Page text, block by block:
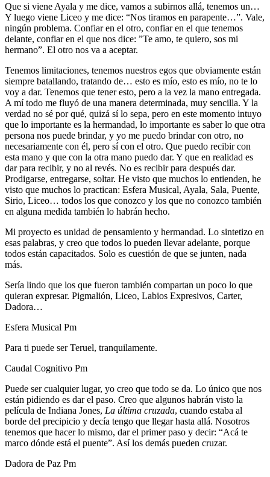
Que si viene Ayala y me dice, vamos a subirnos allá, tenemos un…
Y luego viene Liceo y me dice: “Nos tiramos en parapente…”. Vale,
ningún problema. Confiar en el otro, confiar en el que tenemos
delante, confiar en el que nos dice: ”Te amo, te quiero, sos mi
hermano”. El otro nos va a aceptar.
Tenemos limitaciones, tenemos nuestros egos que obviamente están
siempre batallando, tratando de… esto es mío, esto es mío, no te lo
voy a dar. Tenemos que tener esto, pero a la vez la mano entregada.
A mí todo me fluyó de una manera determinada, muy sencilla. Y la
verdad no sé por qué, quizá sí lo sepa, pero en este momento intuyo
que lo importante es la hermandad, lo importante es saber lo que otra
persona nos puede brindar, y yo me puedo brindar con otro, no
necesariamente con él, pero sí con el otro. Que puedo recibir con
esta mano y que con la otra mano puedo dar. Y que en realidad es
dar para recibir, y no al revés. No es recibir para después dar.
Prodigarse, entregarse, soltar. He visto que muchos lo entienden, he
visto que muchos lo practican: Esfera Musical, Ayala, Sala, Puente,
Sirio, Liceo… todos los que conozco y los que no conozco también
en alguna medida también lo habrán hecho.
Mi proyecto es unidad de pensamiento y hermandad. Lo sintetizo en
esas palabras, y creo que todos lo pueden llevar adelante, porque
todos están capacitados. Solo es cuestión de que se junten, nada
más.
Sería lindo que los que fueron también compartan un poco lo que
quieran expresar. Pigmalión, Liceo, Labios Expresivos, Carter,
Dadora…
Esfera Musical Pm
Para ti puede ser Teruel, tranquilamente.
Caudal Cognitivo Pm
Puede ser cualquier lugar, yo creo que todo se da. Lo único que nos
están pidiendo es dar el paso. Creo que algunos habrán visto la
película de Indiana Jones, La última cruzada, cuando estaba al
borde del precipicio y decía tengo que llegar hasta allá. Nosotros
tenemos que hacer lo mismo, dar el primer paso y decir: “Acá te
marco dónde está el puente”. Así los demás pueden cruzar.
Dadora de Paz Pm